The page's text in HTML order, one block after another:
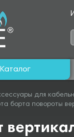
Каталог
для
борта повороты